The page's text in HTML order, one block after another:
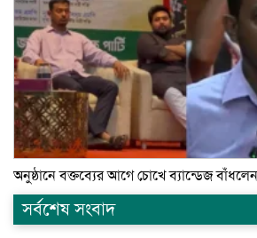
অনুষ্ঠানে বক্তব্যের আগে চোখে ব্যান্ডেজ
সর্বশেষ সংবাদ